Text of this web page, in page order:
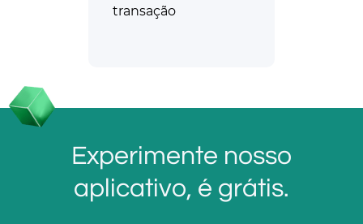
transação
Experimente nosso
aplicativo, é grátis.